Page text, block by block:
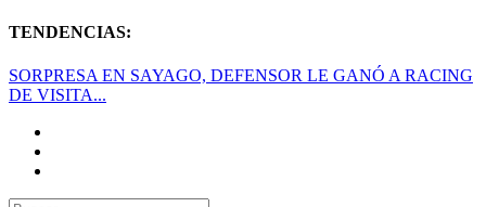
TENDENCIAS:
SORPRESA EN SAYAGO, DEFENSOR LE GANÓ A RACING
DE VISITA...